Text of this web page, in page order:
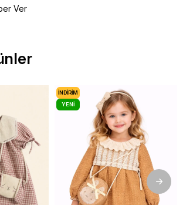
gardırobunun favori
hazır.
Ver
İNDIRIM
YENI